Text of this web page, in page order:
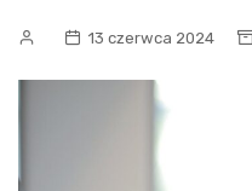
13 czerwca 2024